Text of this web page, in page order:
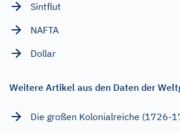
Sintflut
NAFTA
Dollar
Weitere Artikel aus den Daten der
Die großen Kolonialreiche (1726-